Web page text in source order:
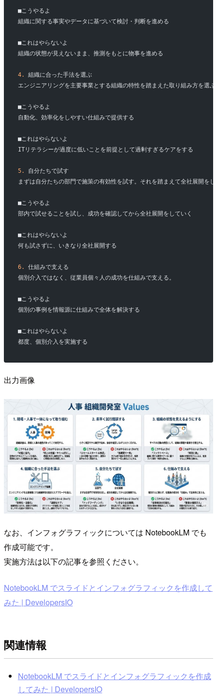
■こうやるよ
組織に関する事実やデータに基づいて検討・判断を進める
■これはやらないよ
組織の状態が見えないまま、推測をもとに物事を進める
4.
組織に合った手法を選ぶ
エンジニアリングを主要事業とする組織の特性を踏まえた取り組み方を選ぶ
■こうやるよ
自動化、効率化をしやすい仕組みで提供する
■これはやらないよ
ITリテラシーが過度に低いことを前提として過剰すぎるケアをする
5.
自分たちで試す
まずは自分たちの部門で施策の有効性を試す。それを踏まえて全社展開を
■こうやるよ
部内で試せることを試し、成功を確認してから全社展開をしていく
■これはやらないよ
何も試さずに、いきなり全社展開する
6.
仕組みで支える
個別介入ではなく、従業員個々人の成功を仕組みで支える。
■こうやるよ
個別の事例を情報源に仕組みで全体を解決する
■これはやらないよ
都度、個別介入を実施する
出力画像
なお、インフォグラフィックについては NotebookLM でも
作成可能です。
実施方法は以下の記事を参照ください。
NotebookLM でスライドとインフォグラフィックを作成して
みた | DevelopersIO
関連情報
NotebookLM でスライドとインフォグラフィックを作成
してみた | DevelopersIO